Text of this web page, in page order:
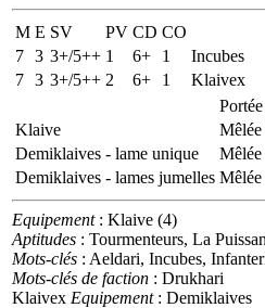
M E SV PV CD CO
7 3 3+/5++ 1 6+ 1
Incubes
7 3 3+/5++ 2 6+ 1
Klaivex
Portée
Klaive
Mêlée
Demiklaives - lame unique
Mêlée
Demiklaives - lames jumelles Mêlée
Equipement: Klaive (4)
Aptitudes : Tourmenteurs, La
Mots-clés : Aeldari, Incubes,
Mots-clés de faction : Drukhari
Klaivex Equipement: Demiklaives